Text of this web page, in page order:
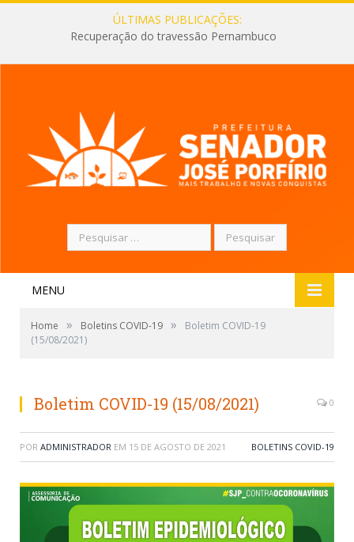
ÚLTIMAS PUBLICAÇÕES:
Recuperação do travessão Pernambuco
Pesquisar
por:
MENU
Home » Boletins COVID-19 »
Boletim COVID-19
(15/08/2021)
Boletim COVID-19 (15/08/2021) 0
POR ADMINISTRADOR EM 15 DE AGOSTO DE 2021 BOLETINS COVID-19